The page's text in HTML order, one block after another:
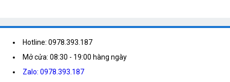
Hotline: 0978.393.187
Mở cửa: 08:30 - 19:00 hàng ngày
Zalo: 0978.393.187